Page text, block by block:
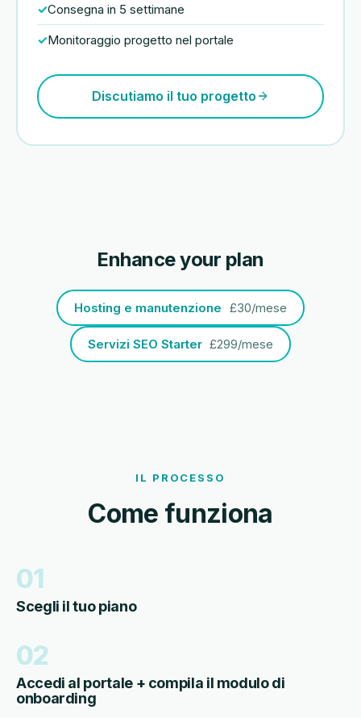
Consegna in 5 settimane
Monitoraggio progetto nel portale
Discutiamo il tuo progetto
Enhance your plan
Hosting e manutenzione £30/mese
Servizi SEO Starter £299/mese
IL PROCESSO
Come funziona
01
Scegli il tuo piano
02
Accedi al portale + compila il modulo di
onboarding